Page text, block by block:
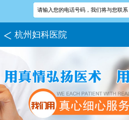
杭州妇科医院